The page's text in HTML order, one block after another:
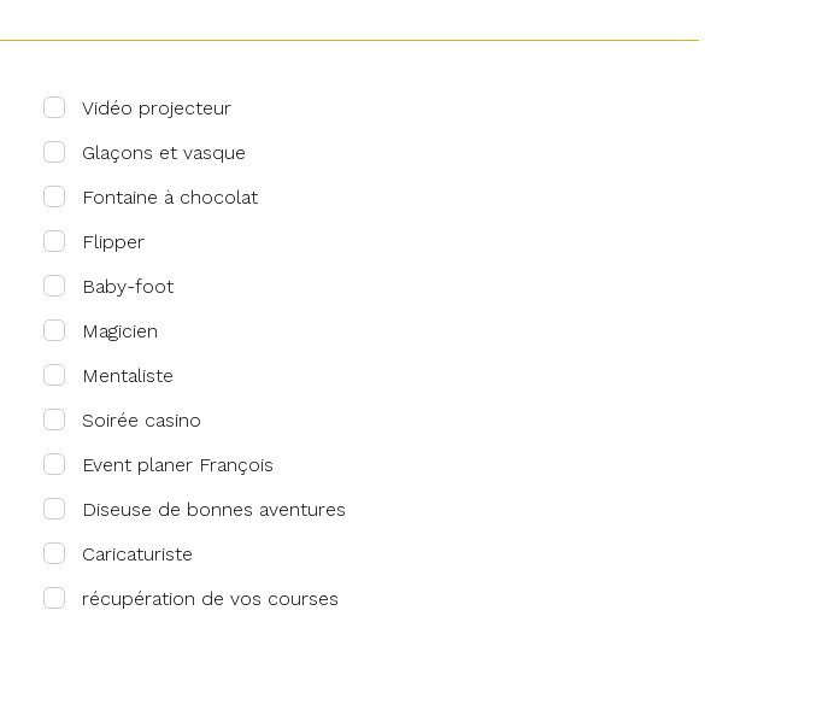
Vidéo projecteur
Glaçons et vasque
Fontaine à chocolat
Flipper
Baby-foot
Magicien
Mentaliste
Soirée casino
Event planer François
Diseuse de bonnes aventures
Caricaturiste
récupération de vos courses